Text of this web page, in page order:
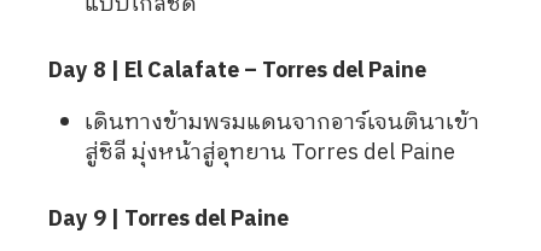
Day 8 | El Calafate – Torres del Paine
เดินทางข้ามพรมแดนจากอาร์เจนตินาเข้า
สู่ชิลี มุ่งหน้าสู่อุทยาน Torres del Paine
Day 9 | Torres del Paine